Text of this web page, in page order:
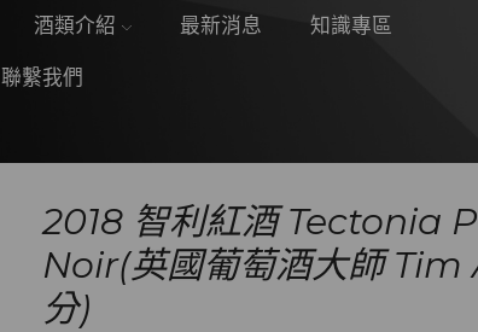
酒類介紹 最新消息 知識專區
聯繫我們
2018 智利紅酒 Tectonia
Noir(英國葡萄酒大師 Tim
分)